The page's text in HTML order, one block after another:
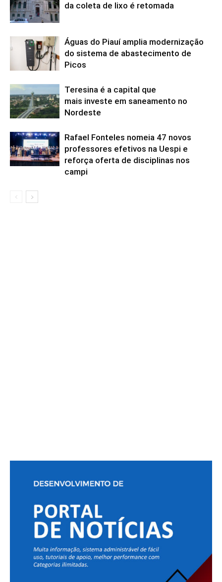
da coleta de lixo é retomada
Águas do Piauí amplia modernização
do sistema de abastecimento de
Picos
Teresina é a capital que
mais investe em saneamento no
Nordeste
Rafael Fonteles nomeia 47 novos
professores efetivos na Uespi e
reforça oferta de disciplinas nos
campi